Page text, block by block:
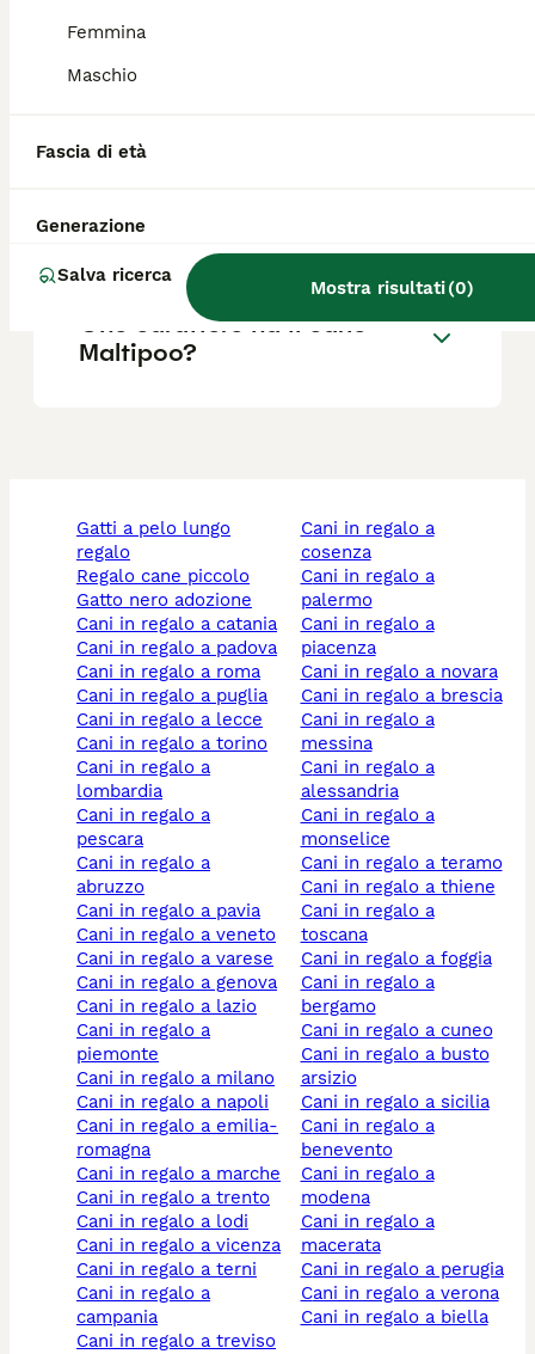
Femmina
Maschio
Fascia di età
Generazione
Salva ricerca
Mostra risultati(0)
Quali sono i difetti del
Maltipoo?
Che carattere ha il cane
Maltipoo?
gatti a pelo lungo
regalo
regalo cane piccolo
gatto nero adozione
cani in regalo a catania
cani in regalo a padova
cani in regalo a roma
cani in regalo a puglia
cani in regalo a lecce
cani in regalo a torino
cani in regalo a
lombardia
cani in regalo a
pescara
cani in regalo a
abruzzo
cani in regalo a pavia
cani in regalo a veneto
cani in regalo a varese
cani in regalo a genova
cani in regalo a lazio
cani in regalo a
piemonte
cani in regalo a milano
cani in regalo a napoli
cani in regalo a emilia-
romagna
cani in regalo a marche
cani in regalo a trento
cani in regalo a lodi
cani in regalo a vicenza
cani in regalo a terni
cani in regalo a
campania
cani in regalo a treviso
cani in regalo a
cosenza
cani in regalo a
palermo
cani in regalo a
piacenza
cani in regalo a novara
cani in regalo a brescia
cani in regalo a
messina
cani in regalo a
alessandria
cani in regalo a
monselice
cani in regalo a teramo
cani in regalo a thiene
cani in regalo a
toscana
cani in regalo a foggia
cani in regalo a
bergamo
cani in regalo a cuneo
cani in regalo a busto
arsizio
cani in regalo a sicilia
cani in regalo a
benevento
cani in regalo a
modena
cani in regalo a
macerata
cani in regalo a perugia
cani in regalo a verona
cani in regalo a biella